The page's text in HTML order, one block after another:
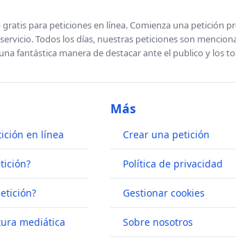
para peticiones en línea. Comienza una petición
Todos los días, nuestras peticiones son
fantástica manera de destacar ante el publico y los
en línea
mediática
Más
Crear una petición
Política de privacidad
Gestionar cookies
Sobre nosotros